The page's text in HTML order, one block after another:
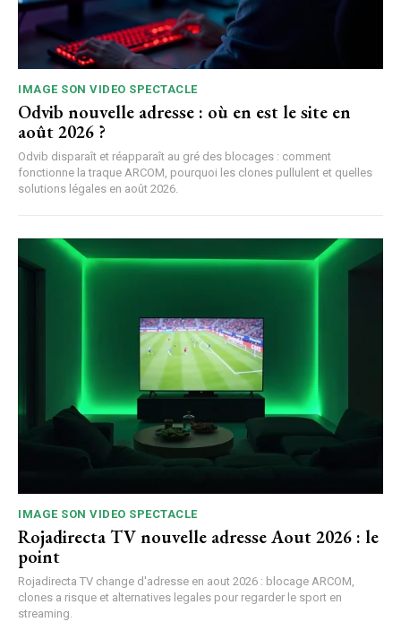
IMAGE SON VIDEO SPECTACLE
Odvib nouvelle adresse : où en est le site en
août 2026 ?
Odvib disparaît et réapparaît au gré des blocages : comment
fonctionne la traque ARCOM, pourquoi les clones pullulent et quelles
solutions légales en août 2026.
IMAGE SON VIDEO SPECTACLE
Rojadirecta TV nouvelle adresse Aout 2026 : le
point
Rojadirecta TV change d'adresse en aout 2026 : blocage ARCOM,
clones a risque et alternatives legales pour regarder le sport en
streaming.